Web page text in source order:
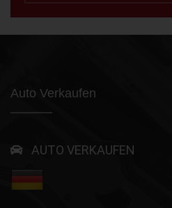
Auto Verkaufen
AUTO VERKAUFEN